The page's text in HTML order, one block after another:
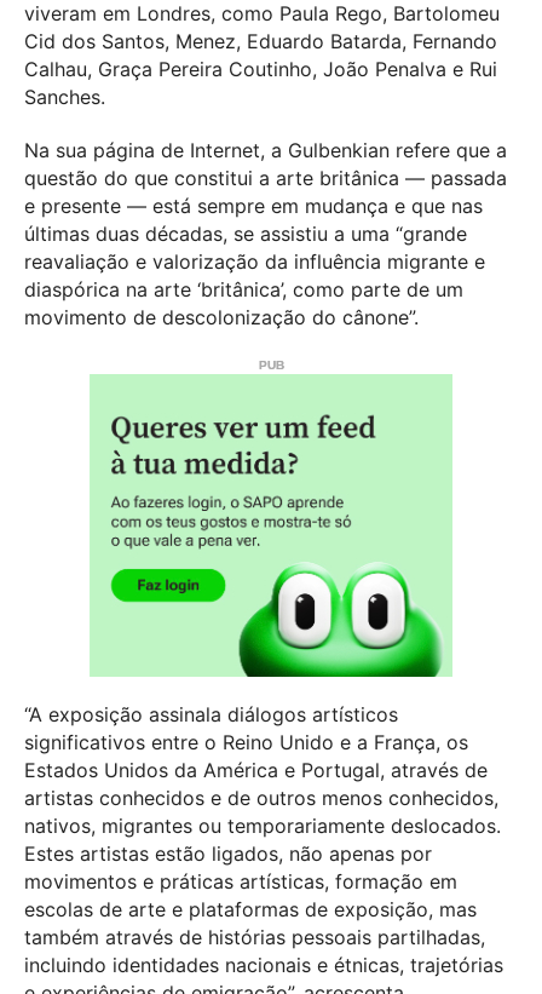
viveram em Londres, como Paula Rego, Bartolomeu
Cid dos Santos, Menez, Eduardo Batarda, Fernando
Calhau, Graça Pereira Coutinho, João Penalva e Rui
Sanches.
Na sua página de Internet, a Gulbenkian refere que a
questão do que constitui a arte britânica — passada
e presente — está sempre em mudança e que nas
últimas duas décadas, se assistiu a uma “grande
reavaliação e valorização da influência migrante e
diaspórica na arte ‘britânica’, como parte de um
movimento de descolonização do cânone”.
“A exposição assinala diálogos artísticos
significativos entre o Reino Unido e a França, os
Estados Unidos da América e Portugal, através de
artistas conhecidos e de outros menos conhecidos,
nativos, migrantes ou temporariamente deslocados.
Estes artistas estão ligados, não apenas por
movimentos e práticas artísticas, formação em
escolas de arte e plataformas de exposição, mas
também através de histórias pessoais partilhadas,
incluindo identidades nacionais e étnicas, trajetórias